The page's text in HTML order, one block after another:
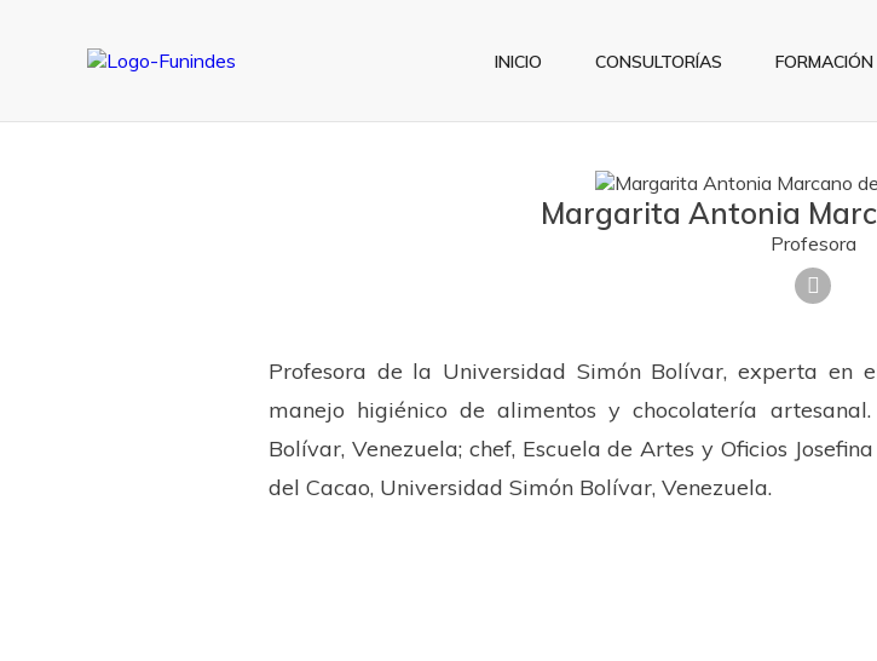
INICIO CONSULTORÍAS FORMACIÓN
Margarita Antonia
Profesora
Profesora de la Universidad Simón Bolívar, experta en
manejo higiénico de alimentos y chocolatería
Bolívar, Venezuela; chef, Escuela de Artes y Oficios
del Cacao, Universidad Simón Bolívar, Venezuela.